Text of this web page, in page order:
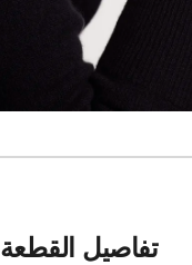
تفاصيل القطعة